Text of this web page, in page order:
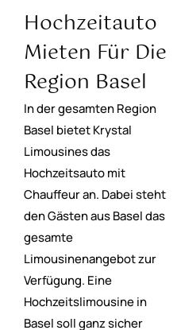
Hochzeitauto
Mieten Für Die
Region Basel
In der gesamten Region
Basel bietet Krystal
Limousines das
Hochzeitsauto mit
Chauffeur an. Dabei steht
den Gästen aus Basel das
gesamte
Limousinenangebot zur
Verfügung. Eine
Hochzeitslimousine in
Basel soll ganz sicher